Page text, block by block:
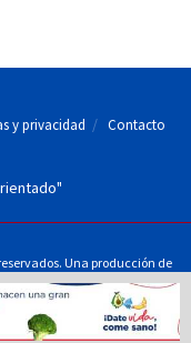
y privacidad Contacto
Una producción de
S.R.L